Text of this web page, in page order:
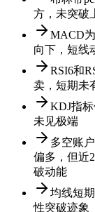
方，未突破
MACD
向下，短线
RSI6和
卖，短期未
KDJ指
未见极端
多空账
偏多，但近
破动能
均线短
性突破迹象